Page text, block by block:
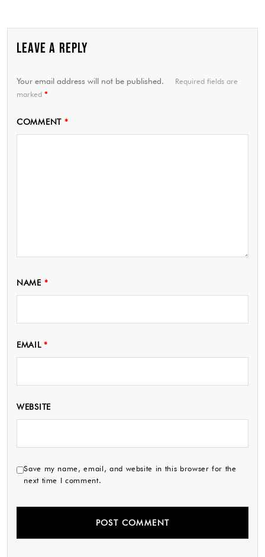
LEAVE A REPLY
Your email address will not be published.
Required fields are
marked *
COMMENT *
NAME *
EMAIL*
WEBSITE
Save my name, email, and website in this browser for the
next time I comment.